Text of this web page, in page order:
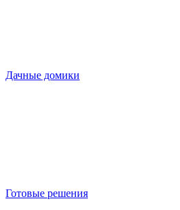
Дачные домики
Готовые решения